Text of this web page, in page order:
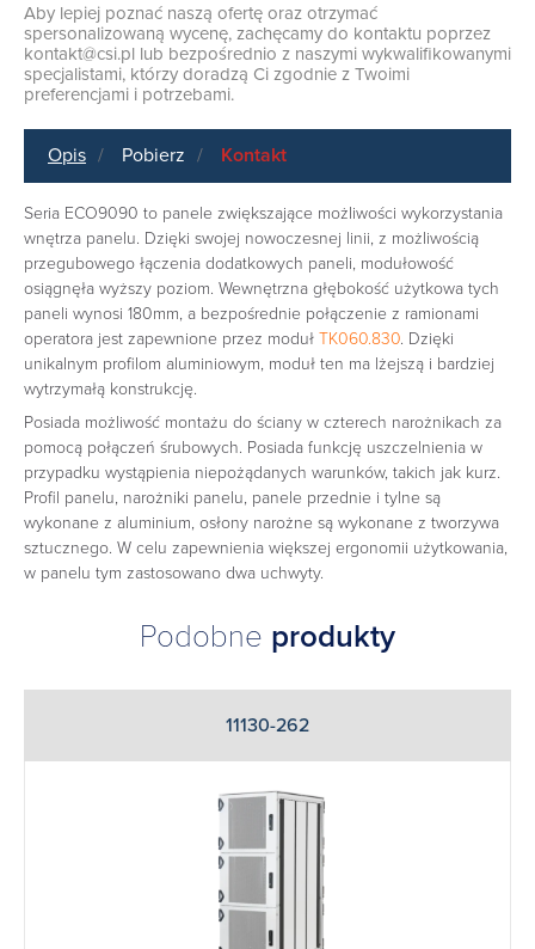
Aby lepiej poznać naszą ofertę oraz otrzymać
spersonalizowaną wycenę, zachęcamy do kontaktu poprzez
kontakt@csi.pl lub bezpośrednio z naszymi wykwalifikowanymi
specjalistami, którzy doradzą Ci zgodnie z Twoimi
preferencjami i potrzebami.
Opis Pobierz Kontakt
Seria ECO9090 to panele zwiększające możliwości wykorzystania
wnętrza panelu. Dzięki swojej nowoczesnej linii, z możliwością
przegubowego łączenia dodatkowych paneli, modułowość
osiągnęła wyższy poziom. Wewnętrzna głębokość użytkowa tych
paneli wynosi 180mm, a bezpośrednie połączenie z ramionami
operatora jest zapewnione przez moduł TK060.830. Dzięki
unikalnym profilom aluminiowym, moduł ten ma lżejszą i bardziej
wytrzymałą konstrukcję.
Posiada możliwość montażu do ściany w czterech narożnikach za
pomocą połączeń śrubowych. Posiada funkcję uszczelnienia w
przypadku wystąpienia niepożądanych warunków, takich jak kurz.
Profil panelu, narożniki panelu, panele przednie i tylne są
wykonane z aluminium, osłony narożne są wykonane z tworzywa
sztucznego. W celu zapewnienia większej ergonomii użytkowania,
w panelu tym zastosowano dwa uchwyty.
Podobne produkty
11130-262